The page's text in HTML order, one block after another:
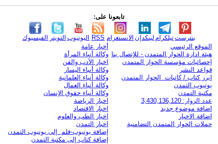
تابعونا على:
الفيسبوك التويتر اليوتيوب RSS الانستغرام لينكدإن تيلكرامبنترست
الموقع الرئيسي
هيئة ادارة الحوار المتمدن - للإتصال بنا
إحصائيات مؤسسة الحوار المتمدن
قواعد النشر
ابرز كتاب / كاتبات الحوار المتمدن
يوتيوب التمدن
مكتبة التمدن
عدد الزوار: 3,430,136,120
اضافة موضوع جديد
اضافة الاخبار
حملات الحوار المتمدن التضامنية
أخبار عامة
وكالة أنباء المرأة
اخبار الأدب والفن
وكالة أنباء اليسار
وكالة أنباء العلمانية
وكالة أنباء العمال
وكالة أنباء حقوق الإنسان
اخبار الرياضة
اخبار الاقتصاد
اخبار الطب والعلوم
اخبار التمدن
إضافة يوتيوب-فلم إلى يوتيوب التمدن
إضافة كتاب إلى مكتبة التمدن